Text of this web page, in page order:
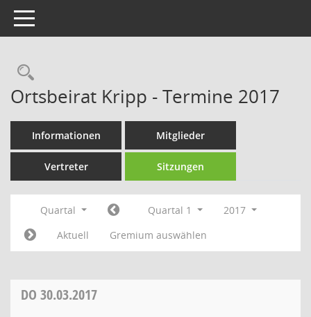
Toggle navigation
Rechercheauswahl
Ortsbeirat Kripp - Termine 2017
Informationen Mitglieder
Vertreter Sitzungen
Quartal Quartal 1
2017
Aktuell
Gremium auswählen
DO 30.03.2017